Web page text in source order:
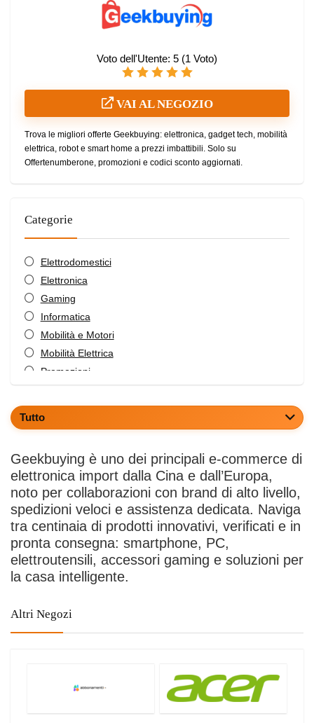
Voto dell'Utente: 5 (1 Voto)
VAI AL NEGOZIO
Trova le migliori offerte Geekbuying: elettronica, gadget tech, mobilità
elettrica, robot e smart home a prezzi imbattibili. Solo su
Offertenumberone, promozioni e codici sconto aggiornati.
Categorie
Elettrodomestici
Elettronica
Gaming
Informatica
Mobilità e Motori
Mobilità Elettrica
Promozioni
Smartphone
Tutte le categorie
Tutto
Geekbuying è uno dei principali e-commerce di
elettronica import dalla Cina e dall’Europa,
noto per collaborazioni con brand di alto livello,
spedizioni veloci e assistenza dedicata. Naviga
tra centinaia di prodotti innovativi, verificati e in
pronta consegna: smartphone, PC,
elettroutensili, accessori gaming e soluzioni per
la casa intelligente.​
Altri Negozi